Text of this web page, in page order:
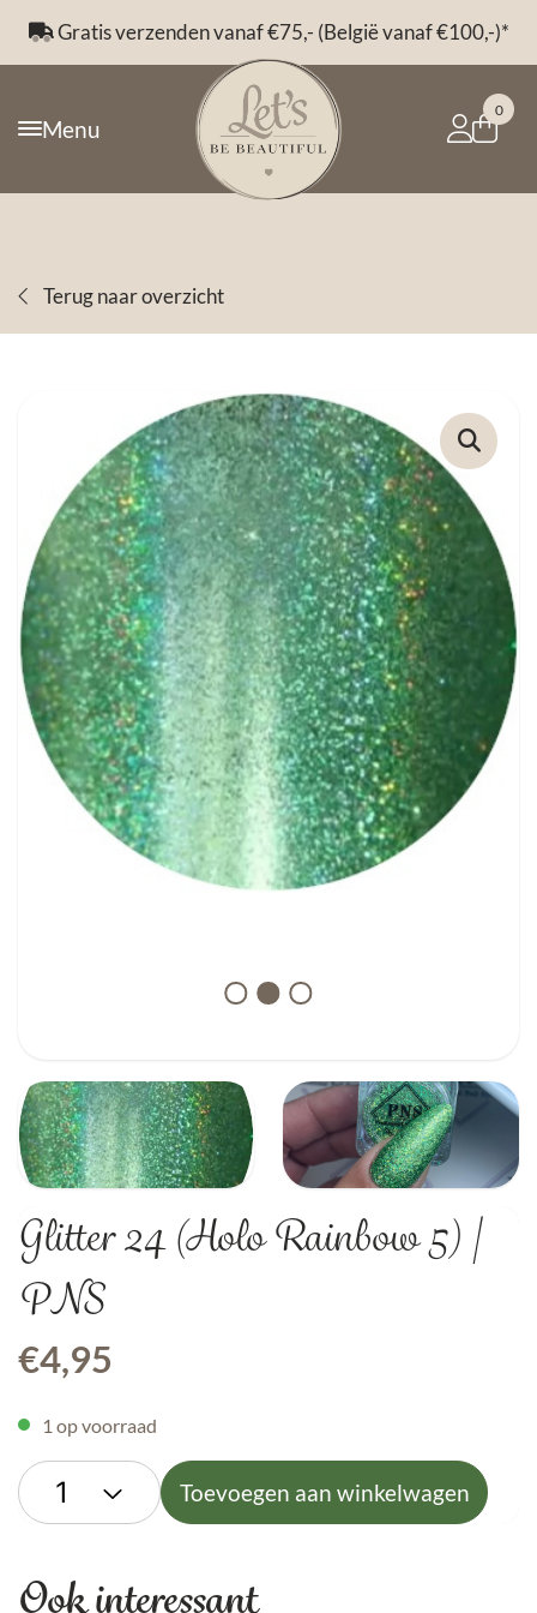
Gratis verzenden vanaf €75,- (België vanaf €100,-)*
Menu
0
Terug naar overzicht
Glitter 24 (Holo Rainbow 5) |
PNS
€4,95
1 op voorraad
Toevoegen aan winkelwagen
Ook interessant